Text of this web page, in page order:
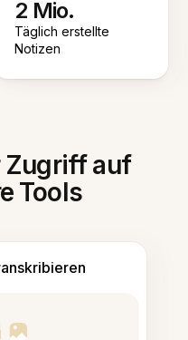
2 Mio.
Täglich erstellte
Notizen
Zugriff auf
Tools